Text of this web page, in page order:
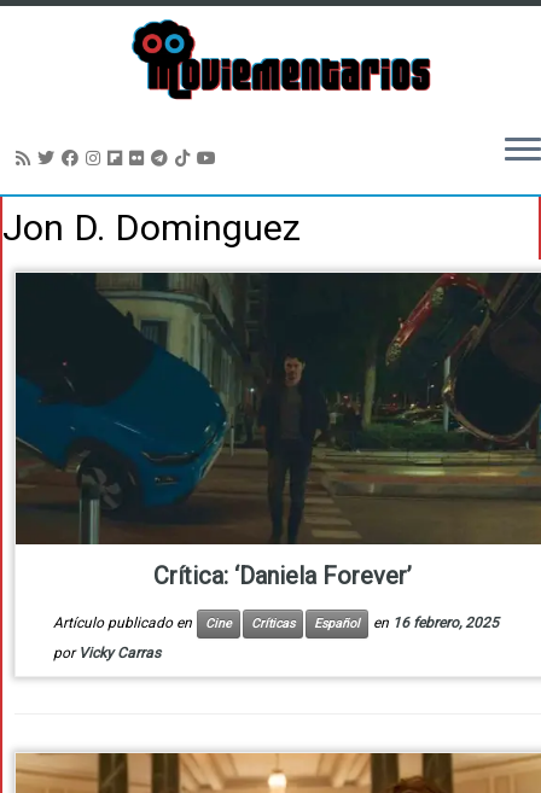
alJon D. Dominguez
Crítica: ‘Daniela Forever’
Artículo publicado en Cine Críticas Español en 16 febrero, 2025
por Vicky Carras